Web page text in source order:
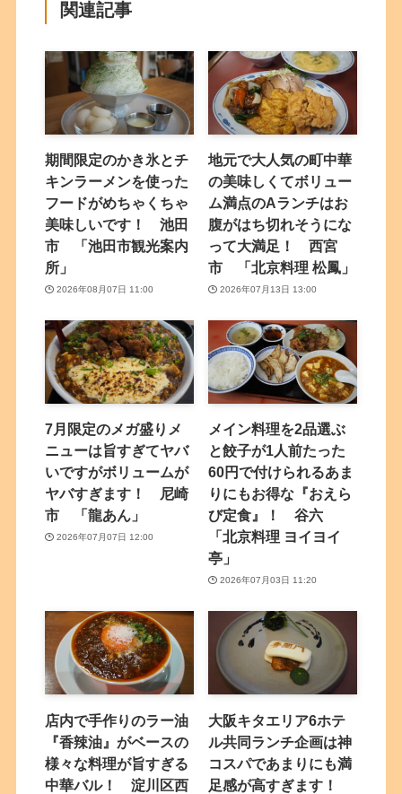
関連記事
期間限定のかき氷とチ
キンラーメンを使った
フードがめちゃくちゃ
美味しいです！ 池田
市 「池田市観光案内
所」
2026年08月07日 11:00
地元で大人気の町中華
の美味しくてボリュー
ム満点のAランチはお
腹がはち切れそうにな
って大満足！ 西宮
市 「北京料理 松鳳」
2026年07月13日 13:00
7月限定のメガ盛りメ
ニューは旨すぎてヤバ
いですがボリュームが
ヤバすぎます！ 尼崎
市 「龍あん」
2026年07月07日 12:00
メイン料理を2品選ぶ
と餃子が1人前たった
60円で付けられるあま
りにもお得な『おえら
び定食』！ 谷六
「北京料理 ヨイヨイ
亭」
2026年07月03日 11:20
店内で手作りのラー油
『香辣油』がベースの
様々な料理が旨すぎる
中華バル！ 淀川区西
大阪キタエリア6ホテ
ル共同ランチ企画は神
コスパであまりにも満
足感が高すぎます！